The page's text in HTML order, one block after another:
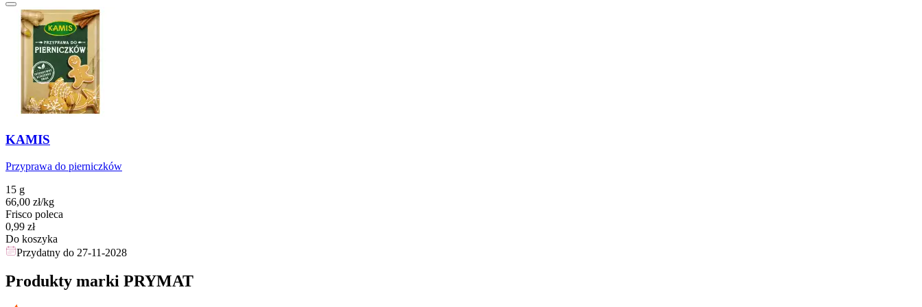
KAMIS
Przyprawa do pierniczków
15 g
66,00 zł/kg
Frisco poleca
Cena
0,99 zł
Do koszyka
Przydatny do 27-11-2028
Produkty marki PRYMAT